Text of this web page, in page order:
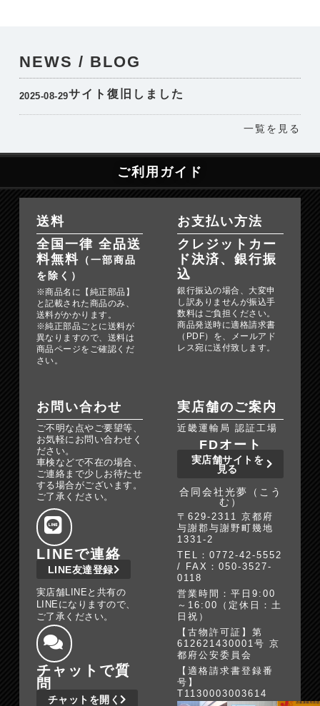
NEWS / BLOG
2025-08-29サイト復旧しました
一覧を見る
ご利用ガイド
送料
全国一律 全品送
料無料 （一部商品
を除く）
※商品名に【純正部品】
と記載された商品のみ、
送料がかかります。
※純正部品ごとに送料が
異なりますので、送料は
商品ページをご確認くだ
さい。
お支払い方法
クレジットカー
ド決済、銀行振
込
銀行振込の場合、大変申
し訳ありませんが振込手
数料はご負担ください。
商品発送時に適格請求書
（PDF）を、メールアド
レス宛に送付致します。
お問い合わせ
ご不明な点やご要望等、
お気軽にお問い合わせく
ださい。
車検などで不在の場合、
ご連絡まで少しお待たせ
する場合がございます。
ご了承ください。
LINEで連絡
LINE友達登録
実店舗LINEと共有の
LINEになりますので、
ご了承ください。
チャットで質
問
チャットを開く
実店舗のご案内
近畿運輸局 認証工場
FDオート
実店舗サイトを
見る
合同会社光夢（こう
む）
〒629-2311 京都府
与謝郡与謝野町幾地
1331-2
TEL：0772-42-5552
/ FAX：050-3527-
0118
営業時間：平日9:00
～16:00（定休日：土
日祝）
【古物許可証】第
612621430001号 京
都府公安委員会
【適格請求書登録番
号】
T1130003003614